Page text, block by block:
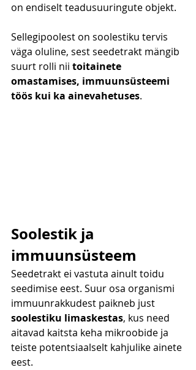
on endiselt teadusuuringute objekt.
Sellegipoolest on soolestiku tervis
väga oluline, sest seedetrakt mängib
suurt rolli nii toitainete
omastamises, immuunsüsteemi
töös kui ka ainevahetuses.
Soolestik ja
immuunsüsteem
Seedetrakt ei vastuta ainult toidu
seedimise eest. Suur osa organismi
immuunrakkudest paikneb just
soolestiku limaskestas, kus need
aitavad kaitsta keha mikroobide ja
teiste potentsiaalselt kahjulike ainete
eest.